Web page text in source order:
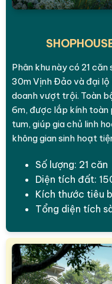
Phân khu này có 21
30m Vịnh Đảo và đại lộ
doanh vượt trội. Toàn
6m, được lắp kính toàn
tum, giúp gia chủ linh
không gian sinh hoạt
Số lượng: 21 căn
Diện tích đất:
Kích thước tiêu
Tổng diện tích